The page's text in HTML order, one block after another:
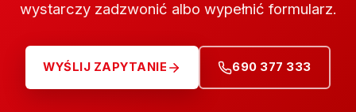
wystarczy zadzwonić albo wypełnić formularz.
WYŚLIJ ZAPYTANIE 690 377 333